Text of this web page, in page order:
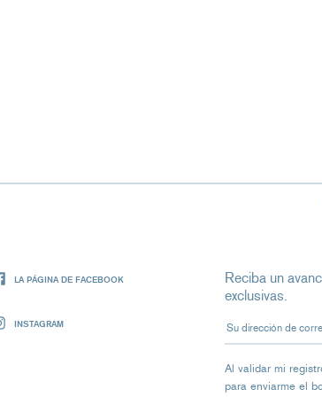
LA PÁGINA DE FACEBOOK
INSTAGRAM
Reciba un
exclusivas.
Su dirección de
Al validar mi
para enviarme el